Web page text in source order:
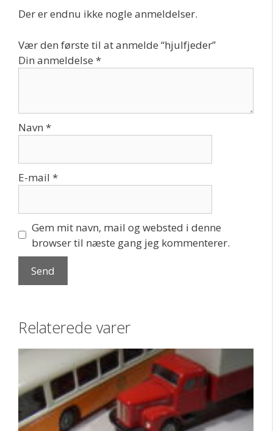
Der er endnu ikke nogle anmeldelser.
Vær den første til at anmelde “hjulfjeder”
Din anmeldelse *
Navn *
E-mail *
Gem mit navn, mail og websted i denne
browser til næste gang jeg kommenterer.
Relaterede varer